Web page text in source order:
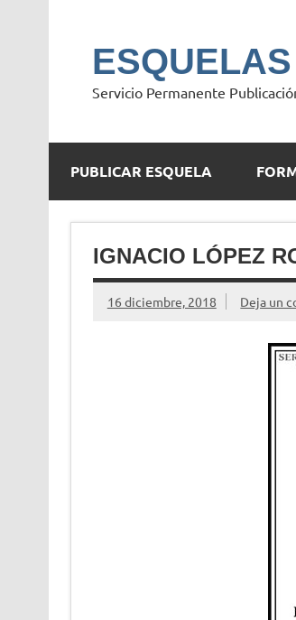
Servicio Permanente
PUBLICAR ESQUELA
IGNACIO LÓPEZ
16 diciembre, 2018 Deja un